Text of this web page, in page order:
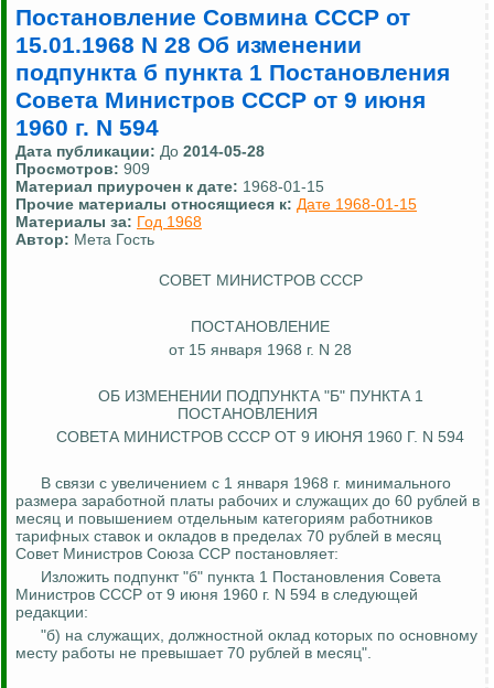
Постановление Совмина СССР от
15.01.1968 N 28 Об изменении
подпункта б пункта 1 Постановления
Совета Министров СССР от 9 июня
1960 г. N 594
Дата публикации: До 2014-05-28
Просмотров: 909
Материал приурочен к дате: 1968-01-15
Прочие материалы относящиеся к: Дате 1968-01-15
Материалы за: Год 1968
Автор: Мета Гость
СОВЕТ МИНИСТРОВ СССР
ПОСТАНОВЛЕНИЕ
от 15 января 1968 г. N 28
ОБ ИЗМЕНЕНИИ ПОДПУНКТА "Б" ПУНКТА 1
ПОСТАНОВЛЕНИЯ
СОВЕТА МИНИСТРОВ СССР ОТ 9 ИЮНЯ 1960 Г. N 594
В связи с увеличением с 1 января 1968 г. минимального
размера заработной платы рабочих и служащих до 60 рублей в
месяц и повышением отдельным категориям работников
тарифных ставок и окладов в пределах 70 рублей в месяц
Совет Министров Союза ССР постановляет:
Изложить подпункт "б" пункта 1 Постановления Совета
Министров СССР от 9 июня 1960 г. N 594 в следующей
редакции:
"б) на служащих, должностной оклад которых по основному
месту работы не превышает 70 рублей в месяц".